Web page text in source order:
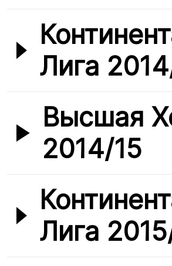
Лига
Высшая
2014/15
Лига